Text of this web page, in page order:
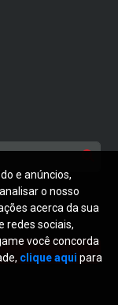
e anúncios,
o nosso
acerca da sua
redes sociais,
você concorda
clique aqui para